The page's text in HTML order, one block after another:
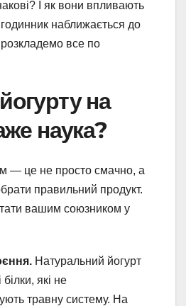
І як вони впливають
наближається до
все по
на
наука?
— це не просто смачно, а
правильний продукт.
вашим союзником у
Натуральний йогурт
білки, які не
травну систему. На